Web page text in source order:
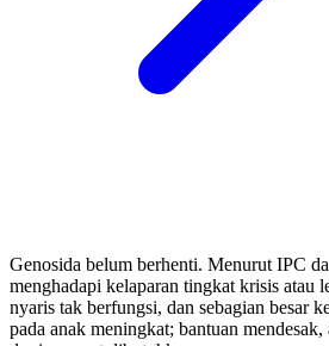
Genosida belum berhenti. Menurut IPC
menghadapi kelaparan tingkat krisis atau
nyaris tak berfungsi, dan sebagian besar
pada anak meningkat; bantuan